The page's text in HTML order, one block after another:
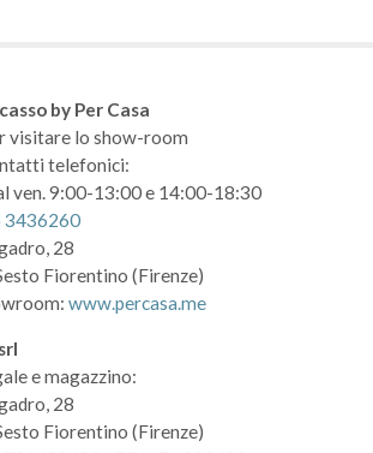
by Per Casa
visitare lo show-room
telefonici:
ven. 9:00-13:00 e 14:00-18:30
3436260
28
Fiorentino (Firenze)
www.percasa.me
e magazzino:
28
Fiorentino (Firenze)